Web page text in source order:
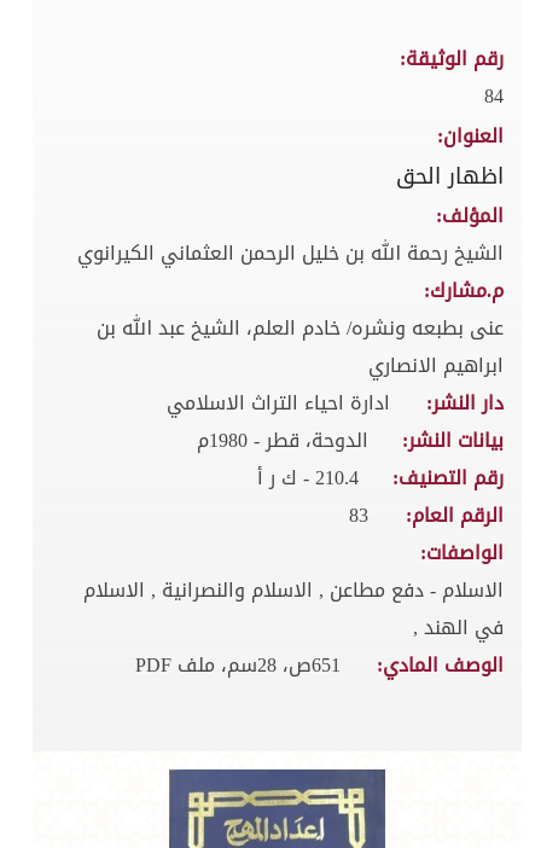
رقم الوثيقة:
84
العنوان:
اظهار الحق
المؤلف:
الشيخ رحمة الله بن خليل الرحمن العثماني الكيرانوي
م.مشارك:
عنى بطبعه ونشره/ خادم العلم، الشيخ عبد الله بن
ابراهيم الانصاري
دار النشر:
ادارة احياء التراث الاسلامي
بيانات النشر:
الدوحة، قطر - 1980م
رقم التصنيف:
210.4 - ك ر أ
الرقم العام:
83
الواصفات:
الاسلام - دفع مطاعن , الاسلام والنصرانية , الاسلام
في الهند ,
الوصف المادي:
651ص، 28سم، ملف PDF